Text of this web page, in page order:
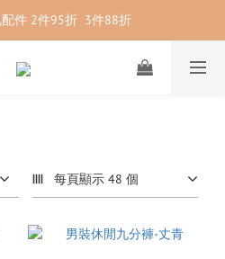
紳士內著 2件9折
件 2件95折  3件88折
紳士內著 2件9折
每頁顯示 48 個